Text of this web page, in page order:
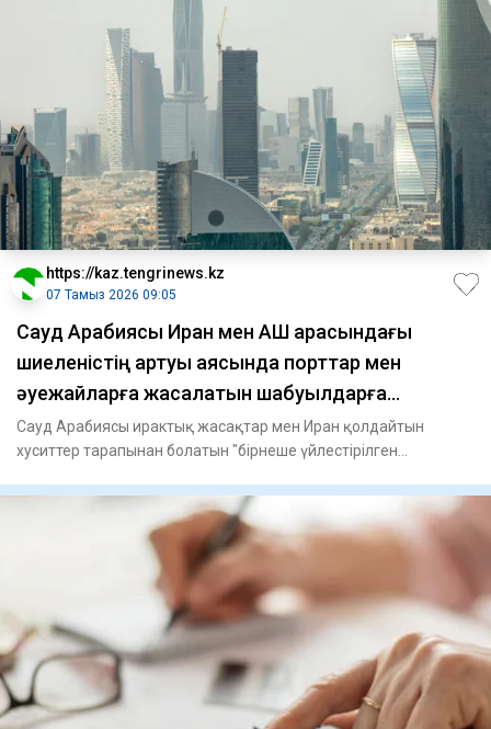
https://kaz.tengrinews.kz
07 Тамыз 2026 09:05
Сауд Арабиясы Иран мен АҚШ арасындағы
шиеленістің артуы аясында порттар мен
әуежайларға жасалатын шабуылдарға
дайындалуда
Сауд Арабиясы ирактық жасақтар мен Иран қолдайтын
хуситтер тарапынан болатын "бірнеше үйлестірілген